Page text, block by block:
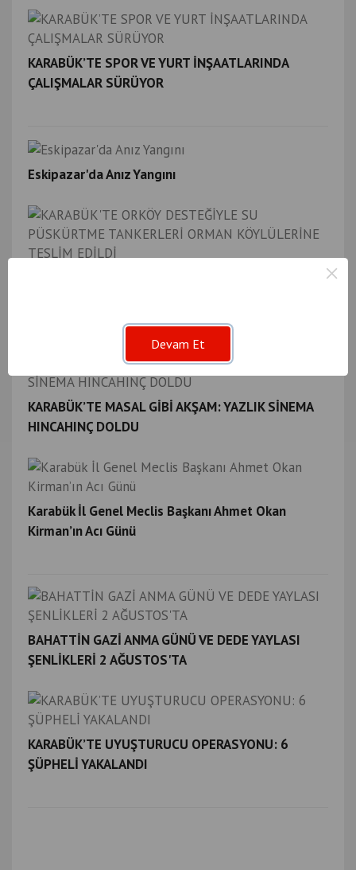
KARABÜK’TE SPOR VE YURT İNŞAATLARINDA
ÇALIŞMALAR SÜRÜYOR
Eskipazar'da Anız Yangını
KARABÜK’TE MASAL GİBİ AKŞAM: YAZLIK SİNEMA
HINCAHINÇ DOLDU
Karabük İl Genel Meclis Başkanı Ahmet Okan
Kirman’ın Acı Günü
BAHATTİN GAZİ ANMA GÜNÜ VE DEDE YAYLASI
ŞENLİKLERİ 2 AĞUSTOS'TA
KARABÜK’TE UYUŞTURUCU OPERASYONU: 6
ŞÜPHELİ YAKALANDI
×
Devam Et